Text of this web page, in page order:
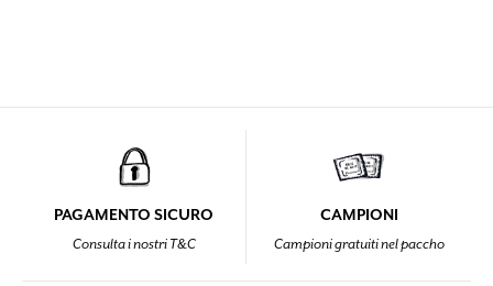
PAGAMENTO SICURO
Consulta i nostri T&C
CAMPIONI
Campioni gratuiti nel paccho